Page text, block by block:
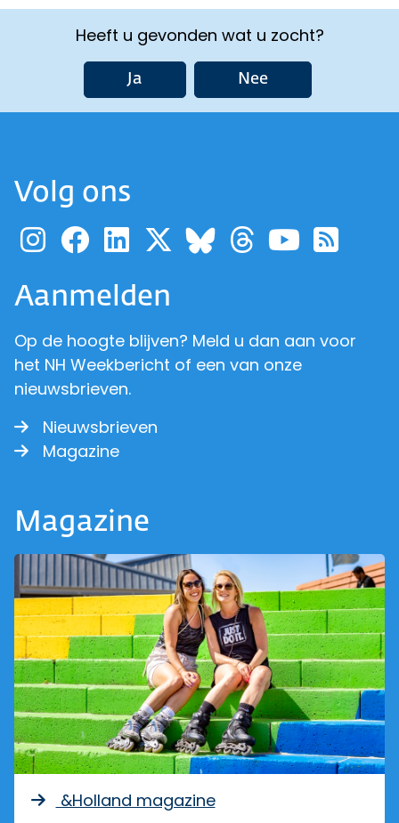
Heeft u gevonden wat u zocht?
Ja Nee
Volg ons
Ga naar de pagina van
Ga naar de pagina
Ga naar de
Ga naar de
Ga naar de
Ga naar
Ga
Aanmelden
Op de hoogte blijven? Meld u dan aan voor
het NH Weekbericht of een van onze
nieuwsbrieven.
Nieuwsbrieven
Magazine
Magazine
&Holland magazine